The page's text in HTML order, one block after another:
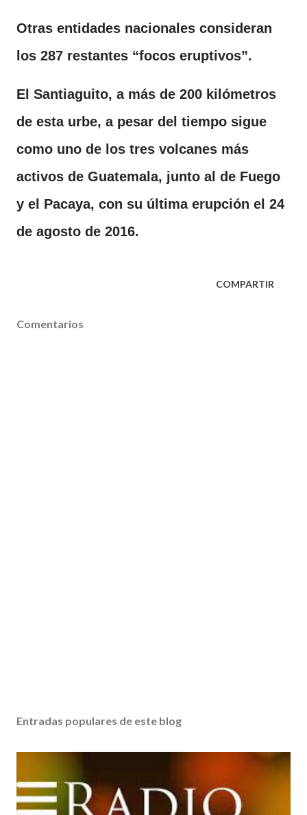
Otras entidades nacionales consideran
los 287 restantes “focos eruptivos”.
El Santiaguito, a más de 200 kilómetros
de esta urbe, a pesar del tiempo sigue
como uno de los tres volcanes más
activos de Guatemala, junto al de Fuego
y el Pacaya, con su última erupción el 24
de agosto de 2016.
COMPARTIR
Comentarios
Entradas populares de este blog